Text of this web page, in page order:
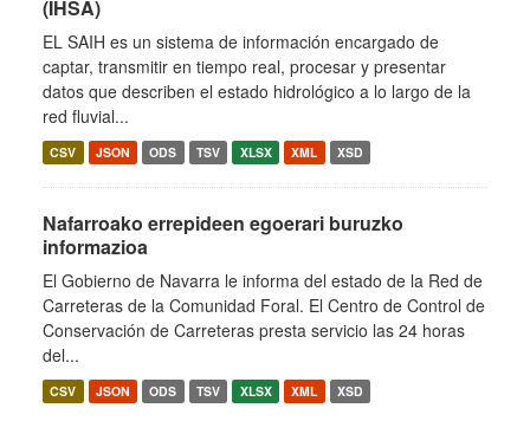
(IHSA)
EL SAIH es un sistema de información encargado de
captar, transmitir en tiempo real, procesar y presentar
datos que describen el estado hidrológico a lo largo de la
red fluvial...
CSV JSON ODS TSV XLSX XML XSD
Nafarroako errepideen egoerari buruzko
informazioa
El Gobierno de Navarra le informa del estado de la Red de
Carreteras de la Comunidad Foral. El Centro de Control de
Conservación de Carreteras presta servicio las 24 horas
del...
CSV JSON ODS TSV XLSX XML XSD